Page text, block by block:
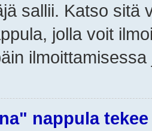
sallii. Katso sitä
jolla voit
nappula